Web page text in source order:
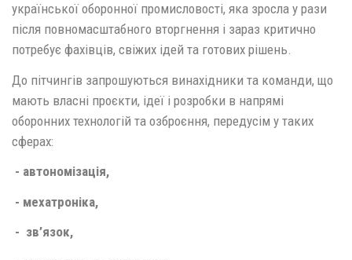
української оборонної промисловості, яка зросла у рази
після повномасштабного вторгнення і зараз критично
потребує фахівців, свіжих ідей та готових рішень.
До пітчингів запрошуються винахідники та команди, що
мають власні проєкти, ідеї і розробки в напрямі
оборонних технологій та озброєння, передусім у таких
сферах:
- автономізація,
- мехатроніка,
- зв’язок,